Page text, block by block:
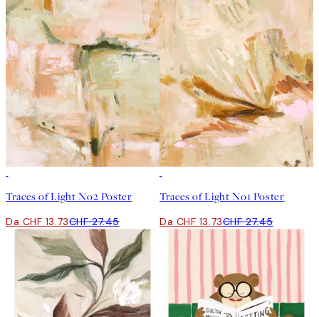
Traces of Light No2 Poster
Da CHF 13.73CHF 27.45
Traces of Light No1 Poster
Da CHF 13.73CHF 27.45